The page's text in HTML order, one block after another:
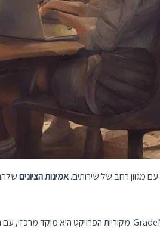
עם מגוון רחב של שירותים.אמינות הציונים
מקוריות הפרויקט היא מוקד מרכזי,